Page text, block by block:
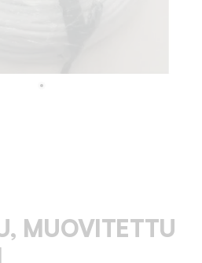
MUOVITETTU